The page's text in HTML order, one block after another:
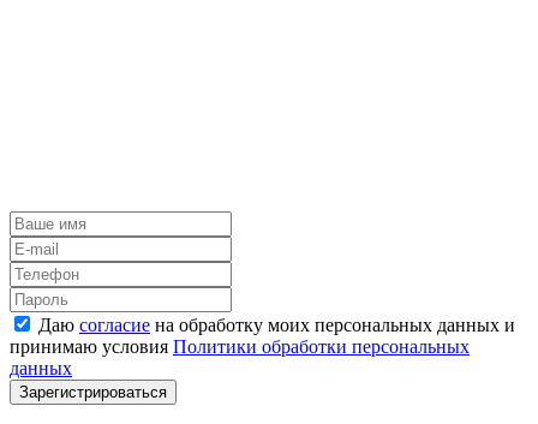
Даю согласие на обработку моих персональных данных и
принимаю условия Политики обработки персональных
данных
Зарегистрироваться